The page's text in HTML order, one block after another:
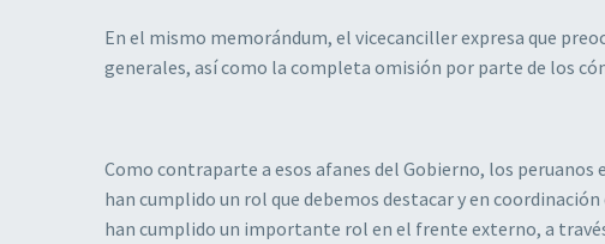
En el mismo memorándum, el vicecanciller expresa que
generales, así como la completa omisión por parte de los
Como contraparte a esos afanes del Gobierno, los
han cumplido un rol que debemos destacar y en
han cumplido un importante rol en el frente externo, a